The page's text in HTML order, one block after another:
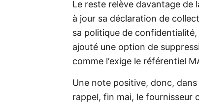
Le reste relève davantage de
à jour sa déclaration de
sa politique de
ajouté une option de
comme l’exige le référentiel
Une note positive, donc,
rappel, fin mai, le fournisseur